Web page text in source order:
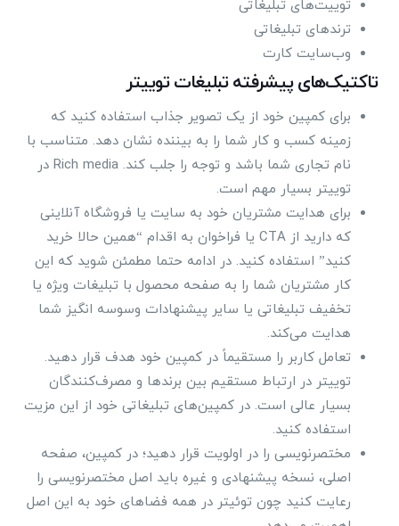
توییت‌های تبلیغاتی
ترندهای تبلیغاتی
وب‌سایت کارت
تاکتیک‌های پیشرفته تبلیغات توییتر
برای کمپین خود از یک تصویر جذاب استفاده کنید که
زمینه کسب و کار شما را به بیننده نشان دهد. متناسب با
نام تجاری شما باشد و توجه را جلب کند. Rich media در
توییتر بسیار مهم است.
برای هدایت مشتریان خود به سایت یا فروشگاه آنلاینی
که دارید از CTA یا فراخوان به اقدام “همین حالا خرید
کنید” استفاده کنید. در ادامه حتما مطمئن شوید که این
کار مشتریان شما را به صفحه محصول با تبلیغات ویژه یا
تخفیف تبلیغاتی یا سایر پیشنهادات وسوسه انگیز شما
هدایت می‌کند.
تعامل کاربر را مستقیماً در کمپین خود هدف قرار دهید.
توییتر در ارتباط مستقیم بین برندها و مصرف‌کنندگان
بسیار عالی است. در کمپین‌های تبلیغاتی خود از این مزیت
استفاده کنید.
مختصرنویسی را در اولویت قرار دهید؛ در کمپین، صفحه
اصلی، نسخه پیشنهادی و غیره باید اصل مختصرنویسی را
رعایت کنید چون توئیتر در همه فضاهای خود به این اصل